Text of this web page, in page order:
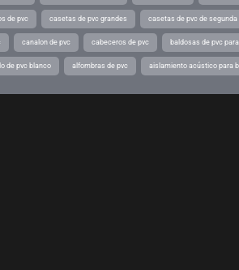
de pvc casetas de pvc grandes casetas de pvc de segunda
canalon de pvc cabeceros de pvc baldosas de pvc
de pvc blanco alfombras de pvc aislamiento acústico para